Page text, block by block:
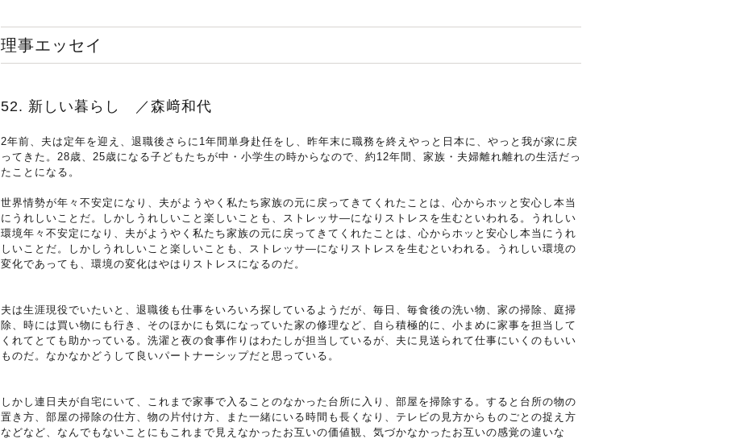
理事エッセイ
52. 新しい暮らし ／森﨑和代
2年前、夫は定年を迎え、退職後さらに1年間単身赴任をし、昨年末に職務を終えやっと日本に、やっと我が家に戻
ってきた。28歳、25歳になる子どもたちが中・小学生の時からなので、約12年間、家族・夫婦離れ離れの生活だっ
たことになる。
世界情勢が年々不安定になり、夫がようやく私たち家族の元に戻ってきてくれたことは、心からホッと安心し本当
にうれしいことだ。しかしうれしいこと楽しいことも、ストレッサ―になりストレスを生むといわれる。うれしい
環境年々不安定になり、夫がようやく私たち家族の元に戻ってきてくれたことは、心からホッと安心し本当にうれ
しいことだ。しかしうれしいこと楽しいことも、ストレッサ―になりストレスを生むといわれる。うれしい環境の
変化であっても、環境の変化はやはりストレスになるのだ。
夫は生涯現役でいたいと、退職後も仕事をいろいろ探しているようだが、毎日、毎食後の洗い物、家の掃除、庭掃
除、時には買い物にも行き、そのほかにも気になっていた家の修理など、自ら積極的に、小まめに家事を担当して
くれてとても助かっている。洗濯と夜の食事作りはわたしが担当しているが、夫に見送られて仕事にいくのもいい
ものだ。なかなかどうして良いパートナーシップだと思っている。
しかし連日夫が自宅にいて、これまで家事で入ることのなかった台所に入り、部屋を掃除する。すると台所の物の
置き方、部屋の掃除の仕方、物の片付け方、また一緒にいる時間も長くなり、テレビの見方からものごとの捉え方
などなど、なんでもないことにもこれまで見えなかったお互いの価値観、気づかなかったお互いの感覚の違いな